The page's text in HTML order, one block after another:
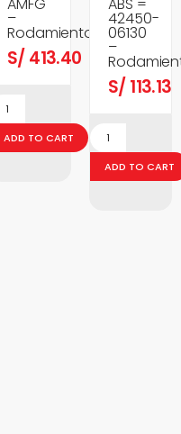
–
Rodamientos
S/ 413.40
ADD TO CART
42450-
06130
–
S/ 113.13
ADD TO CART